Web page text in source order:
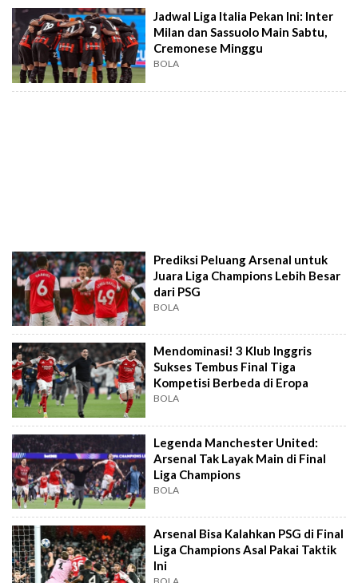
Jadwal Liga Italia Pekan Ini: Inter
Milan dan Sassuolo Main Sabtu,
Cremonese Minggu
BOLA
Prediksi Peluang Arsenal untuk
Juara Liga Champions Lebih Besar
dari PSG
BOLA
Mendominasi! 3 Klub Inggris
Sukses Tembus Final Tiga
Kompetisi Berbeda di Eropa
BOLA
Legenda Manchester United:
Arsenal Tak Layak Main di Final
Liga Champions
BOLA
Arsenal Bisa Kalahkan PSG di Final
Liga Champions Asal Pakai Taktik
Ini